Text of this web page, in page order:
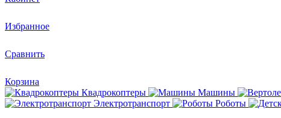
Избранное
Сравнить
Корзина
Квадрокоптеры
Машины
Электротранспорт
Роботы